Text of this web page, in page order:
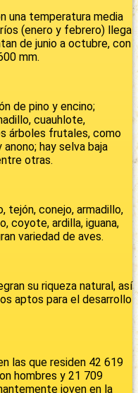
una temperatura media
(enero y febrero) llega
de junio a octubre, con
mm.
de pino y encino;
cuauhlote,
árboles frutales, como
hay selva baja
otras.
tejón, conejo, armadillo,
coyote, ardilla, iguana,
variedad de aves.
su riqueza natural, así
aptos para el desarrollo
las que residen 42 619
hombres y 21 709
joven en la